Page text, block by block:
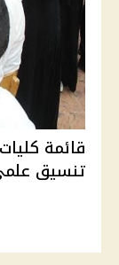
تنسيق علمي 2026 لطلاب الثانوية